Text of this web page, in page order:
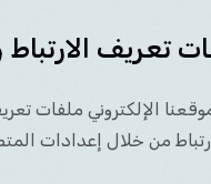
تعريف الارتباط
الإلكتروني ملفات
من خلال إعدادات